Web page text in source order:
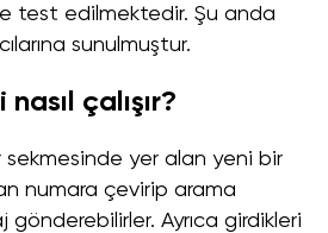
test edilmektedir. Şu anda
sunulmuştur.
çalışır?
sekmesinde yer alan yeni bir
numara çevirip arama
Ayrıca girdikleri